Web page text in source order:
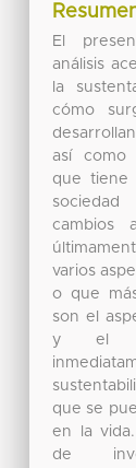
El
análisis
la
cómo
así como
que tiene
cambios
varios
o que
son el
y el
que se
en la
de